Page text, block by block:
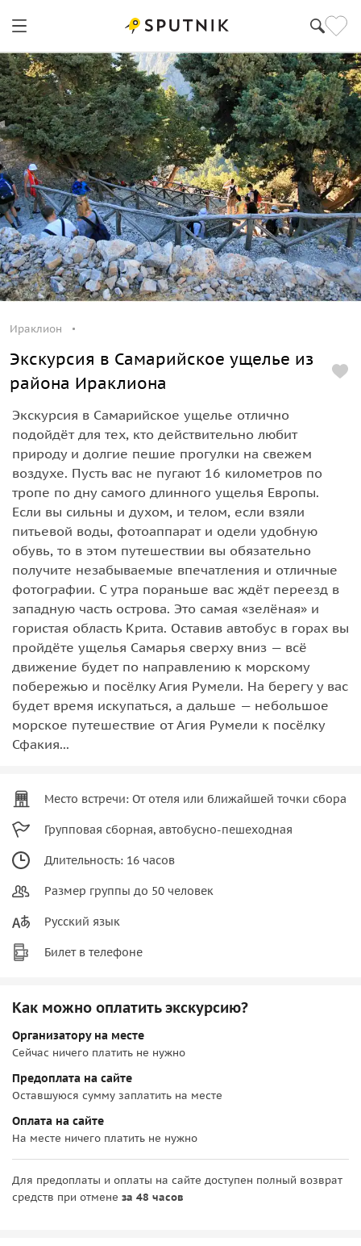
Ираклион
Экскурсия в Самарийское ущелье из
района Ираклиона
Экскурсия в Самарийское ущелье отлично
подойдёт для тех, кто действительно любит
природу и долгие пешие прогулки на свежем
воздухе. Пусть вас не пугают 16 километров по
тропе по дну самого длинного ущелья Европы.
Если вы сильны и духом, и телом, если взяли
питьевой воды, фотоаппарат и одели удобную
обувь, то в этом путешествии вы обязательно
получите незабываемые впечатления и отличные
фотографии. С утра пораньше вас ждёт переезд в
западную часть острова. Это самая «зелёная» и
гористая область Крита. Оставив автобус в горах вы
пройдёте ущелья Самарья сверху вниз — всё
движение будет по направлению к морскому
побережью и посёлку Агия Румели. На берегу у вас
будет время искупаться, а дальше — небольшое
морское путешествие от Агия Румели к посёлку
Сфакия...
Место встречи: От отеля или ближайшей точки сбора
Групповая сборная, автобусно-пешеходная
Длительность: 16 часов
Размер группы до 50 человек
Русский язык
Билет в телефоне
Как можно оплатить экскурсию?
Организатору на месте
Сейчас ничего платить не нужно
Предоплата на сайте
Оставшуюся сумму заплатить на месте
Оплата на сайте
На месте ничего платить не нужно
Для предоплаты и оплаты на сайте доступен полный возврат
средств при отмене за 48 часов